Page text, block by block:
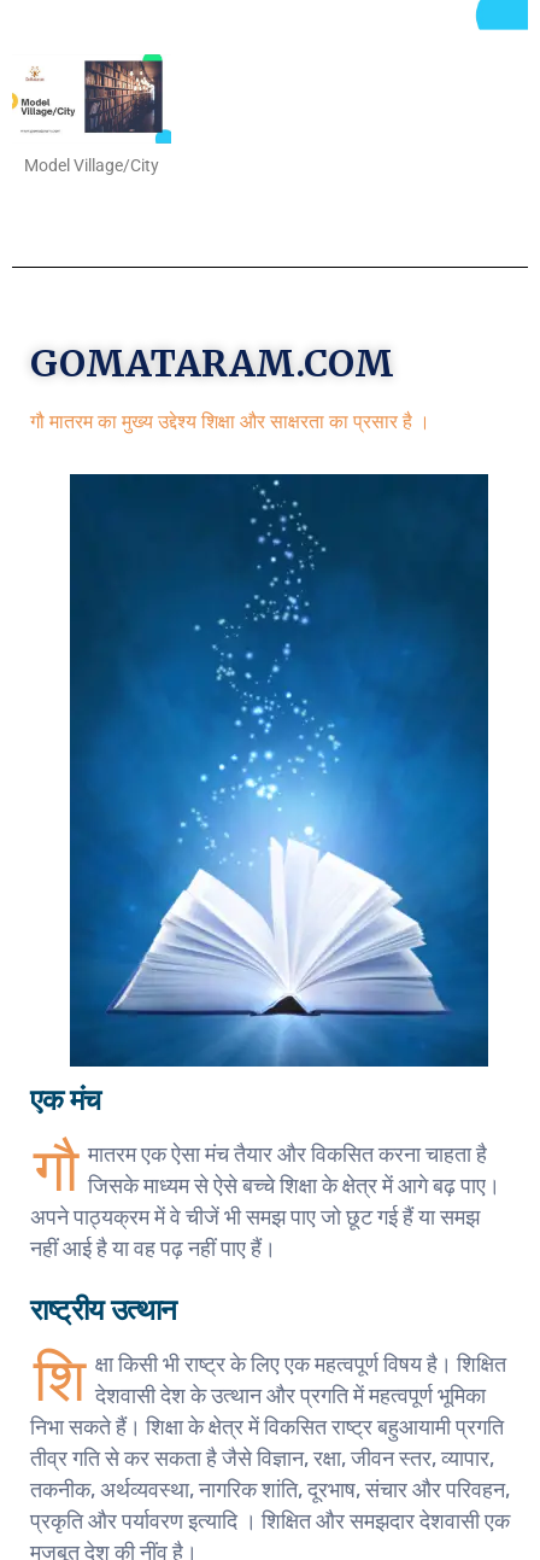
Model Village/City
GOMATARAM.COM
गौ मातरम का मुख्य उद्देश्य शिक्षा और साक्षरता का प्रसार है ।
एक मंच
गौ मातरम एक ऐसा मंच तैयार और विकसित करना चाहता है
जिसके माध्यम से ऐसे बच्चे शिक्षा के क्षेत्र में आगे बढ़ पाए।
अपने पाठ्यक्रम में वे चीजें भी समझ पाए जो छूट गई हैं या समझ
नहीं आई है या वह पढ़ नहीं पाए हैं।
राष्ट्रीय उत्थान
शि क्षा किसी भी राष्ट्र के लिए एक महत्वपूर्ण विषय है। शिक्षित
देशवासी देश के उत्थान और प्रगति में महत्वपूर्ण भूमिका
निभा सकते हैं। शिक्षा के क्षेत्र में विकसित राष्ट्र बहुआयामी प्रगति
तीव्र गति से कर सकता है जैसे विज्ञान, रक्षा, जीवन स्तर, व्यापार,
तकनीक, अर्थव्यवस्था, नागरिक शांति, दूरभाष, संचार और परिवहन,
प्रकृति और पर्यावरण इत्यादि । शिक्षित और समझदार देशवासी एक
मजबूत देश की नींव है।